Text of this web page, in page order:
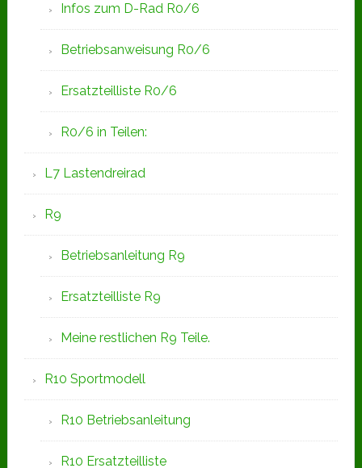
Infos zum D-Rad R0/6
Betriebsanweisung R0/6
Ersatzteilliste R0/6
R0/6 in Teilen:
L7 Lastendreirad
R9
Betriebsanleitung R9
Ersatzteilliste R9
Meine restlichen R9 Teile.
R10 Sportmodell
R10 Betriebsanleitung
R10 Ersatzteilliste